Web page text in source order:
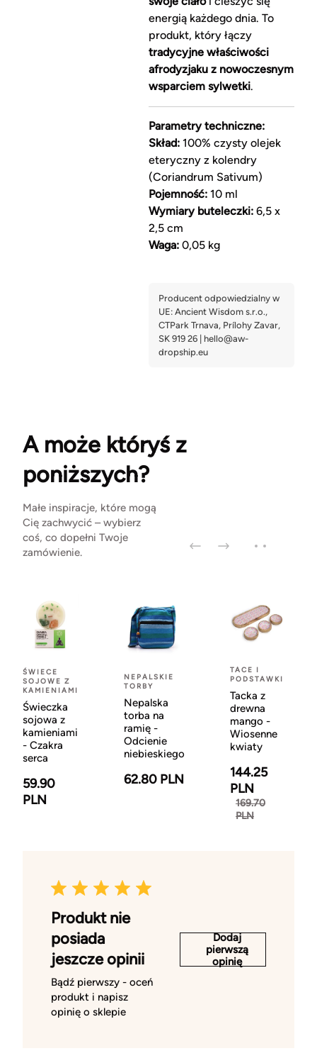
energią każdego dnia. To
produkt, który łączy
tradycyjne właściwości
afrodyzjaku z nowoczesnym
wsparciem sylwetki.
Parametry techniczne:
Skład:100% czysty olejek
eteryczny z kolendry
(Coriandrum Sativum)
Pojemność:10 ml
Wymiary buteleczki:6,5 x
2,5 cm
Waga:0,05 kg
A może któryś z
poniższych?
Małe inspiracje, które mogą
Cię zachwycić – wybierz
coś, co dopełni Twoje
zamówienie.
ŚWIECE
SOJOWE Z
KAMIENIAMI
Świeczka
sojowa z
kamieniami
- Czakra
serca
59.90
PLN
NEPALSKIE
TORBY
Nepalska
torba na
ramię -
Odcienie
niebieskiego
62.80 PLN
TACE I
PODSTAWKI
Tacka z
drewna
mango -
Wiosenne
kwiaty
144.25
PLN
169.70
PLN
Produkt nie
posiada
jeszcze opinii
Bądź pierwszy - oceń
produkt i napisz
opinię o sklepie
Dodaj
pierwszą
opinię